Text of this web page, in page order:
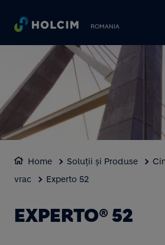
ROMANIA
Home Soluții și Produse
vrac
Experto 52
EXPERTO® 52